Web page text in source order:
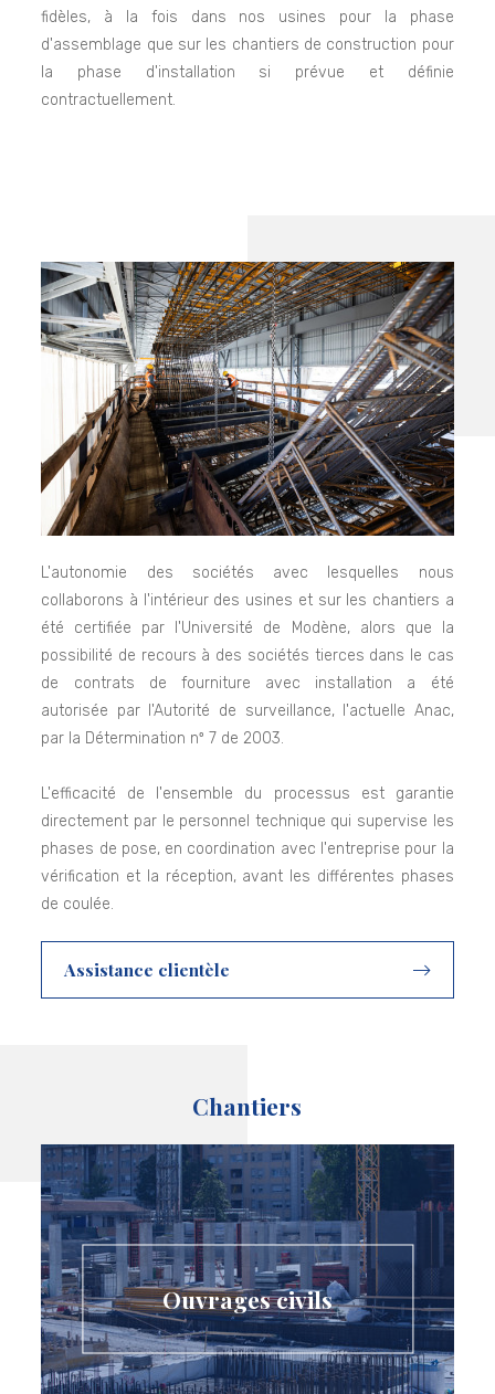
fidèles, à la fois dans nos usines pour la phase
d'assemblage que sur les chantiers de construction pour
la phase d'installation si prévue et définie
contractuellement.
L'autonomie des sociétés avec lesquelles nous
collaborons à l'intérieur des usines et sur les chantiers a
été certifiée par l'Université de Modène, alors que la
possibilité de recours à des sociétés tierces dans le cas
de contrats de fourniture avec installation a été
autorisée par l'Autorité de surveillance, l'actuelle Anac,
par la Détermination nº 7 de 2003.
L'efficacité de l'ensemble du processus est garantie
directement par le personnel technique qui supervise les
phases de pose, en coordination avec l'entreprise pour la
vérification et la réception, avant les différentes phases
de coulée.
Assistance clientèle
Chantiers
Ouvrages civils